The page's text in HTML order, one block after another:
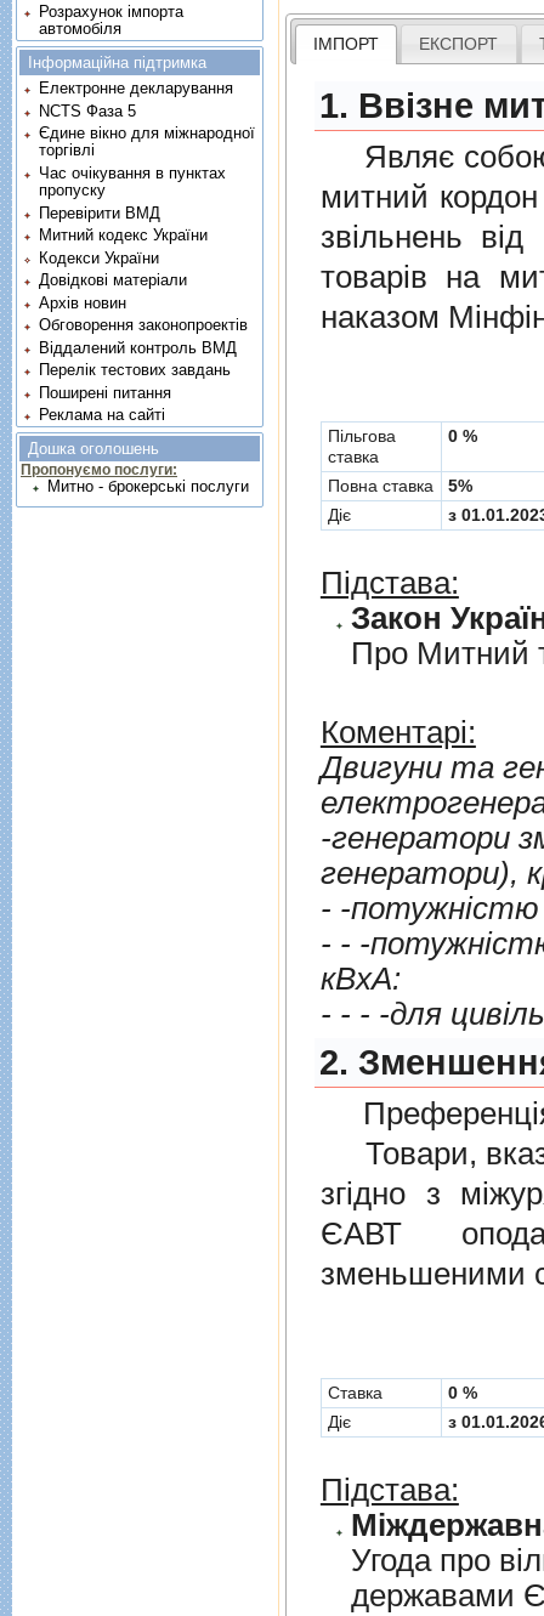
ІМПОРТ ЕКСПОРТ
1. Ввізне
Являє собою
митний
звiльнень вiд
товарiв на
наказом
Пільгова
ставка
0 %
Повна ставка
5%
Діє
з
Підстава:
Закон
Про Митний
Коментарі:
Двигуни та
-генератори
- -потужнiстю
- - -потужнiстю
кВxА:
- - - -для
2.
Товари,
згiдно з
ЄАВТ
зменьшеними
Cтавка
0 %
Діє
з
Підстава:
Угода про
державами
Розрахунок імпорта
автомобіля
Інформаційна підтримка
Електронне декларування
NCTS Фаза 5
Єдине вікно для міжнародної
торгівлі
Час очікування в пунктах
пропуску
Перевірити ВМД
Митний кодекс України
Кодекси України
Довідкові матеріали
Архів новин
Обговорення законопроектів
Віддалений контроль ВМД
Перелік тестових завдань
Поширені питання
Реклама на сайті
Дошка оголошень
Пропонуємо послуги:
Митно - брокерські послуги